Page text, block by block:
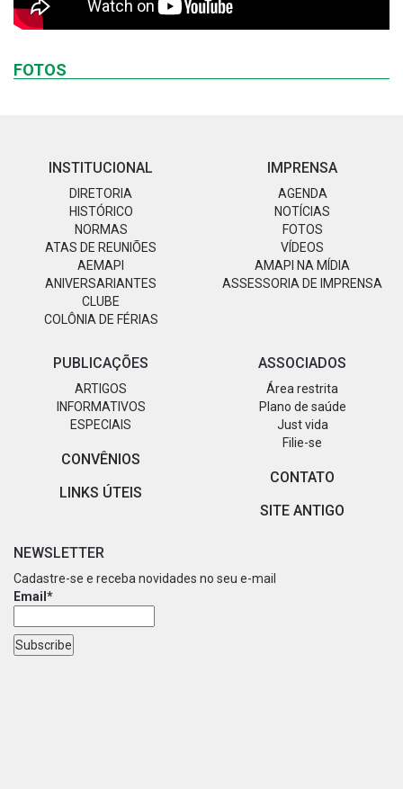
FOTOS
INSTITUCIONAL
DIRETORIA
HISTÓRICO
NORMAS
ATAS DE REUNIÕES
AEMAPI
ANIVERSARIANTES
CLUBE
COLÔNIA DE FÉRIAS
IMPRENSA
AGENDA
NOTÍCIAS
FOTOS
VÍDEOS
AMAPI NA MÍDIA
ASSESSORIA DE IMPRENSA
PUBLICAÇÕES
ARTIGOS
INFORMATIVOS
ESPECIAIS
CONVÊNIOS
LINKS ÚTEIS
ASSOCIADOS
Área restrita
Plano de saúde
Just vida
Filie-se
CONTATO
SITE ANTIGO
NEWSLETTER
Cadastre-se e receba novidades no seu e-mail
Email*